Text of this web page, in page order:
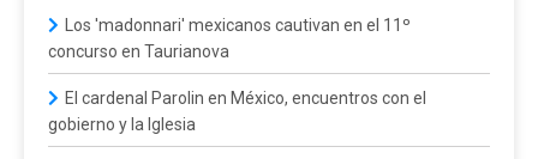
Los 'madonnari' mexicanos cautivan en el 11º
concurso en Taurianova
El cardenal Parolin en México, encuentros con el
gobierno y la Iglesia